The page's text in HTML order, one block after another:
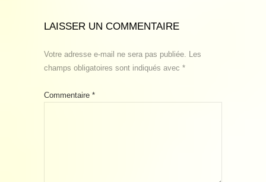
LAISSER UN COMMENTAIRE
Votre adresse e-mail ne sera pas publiée.
Les
champs obligatoires sont indiqués avec *
Commentaire *